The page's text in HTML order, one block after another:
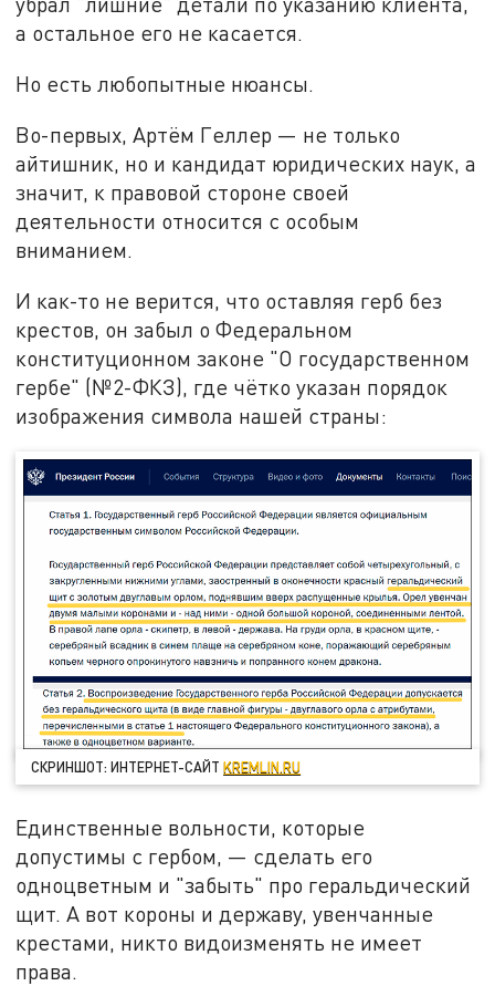
а остальное его не касается.
Но есть любопытные нюансы.
Во-первых, Артём Геллер — не только
айтишник, но и кандидат юридических наук, а
значит, к правовой стороне своей
деятельности относится с особым
вниманием.
И как-то не верится, что оставляя герб без
крестов, он забыл о Федеральном
конституционном законе "О государственном
гербе" (№2-ФКЗ), где чётко указан порядок
изображения символа нашей страны:
СКРИНШОТ: ИНТЕРНЕТ-САЙТKREMLIN.RU
Единственные вольности, которые
допустимы с гербом, — сделать его
одноцветным и "забыть" про геральдический
щит. А вот короны и державу, увенчанные
крестами, никто видоизменять не имеет
права.